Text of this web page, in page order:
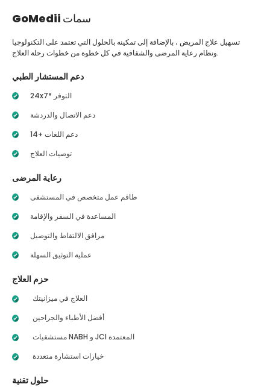
GoMedii سمات
تسهيل علاج المريض ، بالإضافة إلى تمكينه بالحلول التي تعتمد على التكنولوجيا
ونظام رعاية المرضى والشفافية في كل خطوة من خطوات رحلة العلاج.
دعم المستشار الطبي
24x7* التوفر
دعم الاتصال والدردشة
14+ دعم اللغات
توصيات العلاج
رعاية المرضى
طاقم عمل متخصص في المستشفى
المساعدة في السفر والإقامة
مرافق الالتقاط والتوصيل
عملية التوثيق السهلة
حزم العلاج
العلاج في ميزانيتك
أفضل الأطباء والجراحين
مستشفيات NABH و JCI المعتمدة
خيارات استشارة متعددة
حلول تقنية